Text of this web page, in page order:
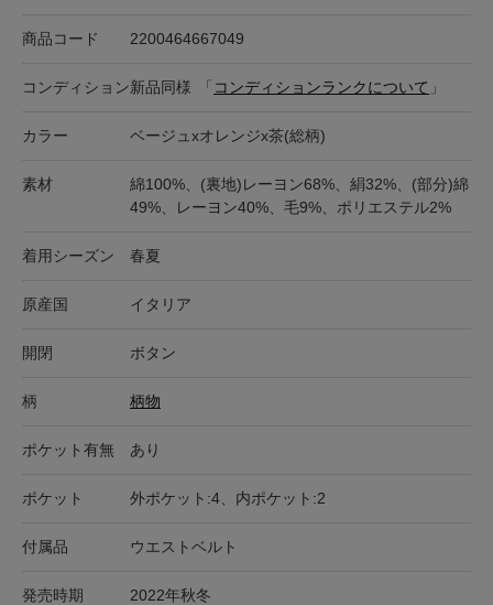
商品コード 2200464667049
コンディション新品同様 「 コンディションランクについて 」
カラー ベージュxオレンジx茶(総柄)
素材
綿100%、(裏地)レーヨン68%、絹32%、(部分)綿
49%、レーヨン40%、毛9%、ポリエステル2%
着用シーズン 春夏
原産国 イタリア
開閉 ボタン
柄 柄物
ポケット有無 あり
ポケット 外ポケット:4、内ポケット:2
付属品 ウエストベルト
発売時期 2022年秋冬